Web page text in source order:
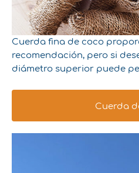
Cuerda fina de coco
recomendación, pero si
diámetro superior puede
Cuerda